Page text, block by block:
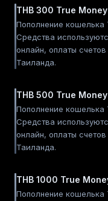
THB 300 True
Пополнение кошелька
Средства
онлайн, оплаты
Таиланда.
THB 500 True
Пополнение кошелька
Средства
онлайн, оплаты
Таиланда.
THB 1000 True
Пополнение кошелька